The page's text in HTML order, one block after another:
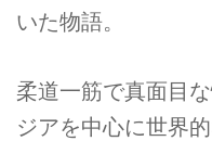
いた物語。
柔道一筋で真面目
ジアを中心に世界